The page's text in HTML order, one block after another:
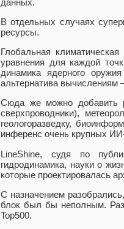
В отдельных случаях
ресурсы.
Глобальная
уравнения для каждой
динамика ядерного
альтернатива
Сюда же можно добавить
сверхпроводники),
геологоразведку,
инференс очень крупных
LineShine, судя по
гидродинамика, науки о
которые проектировалась
С назначением
блок был бы неполным.
Top500.